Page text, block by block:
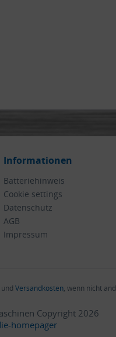
Informationen
Batteriehinweis
Cookie settings
Datenschutz
AGB
Impressum
Versandkosten, wenn nicht
Copyright 2026
homepager